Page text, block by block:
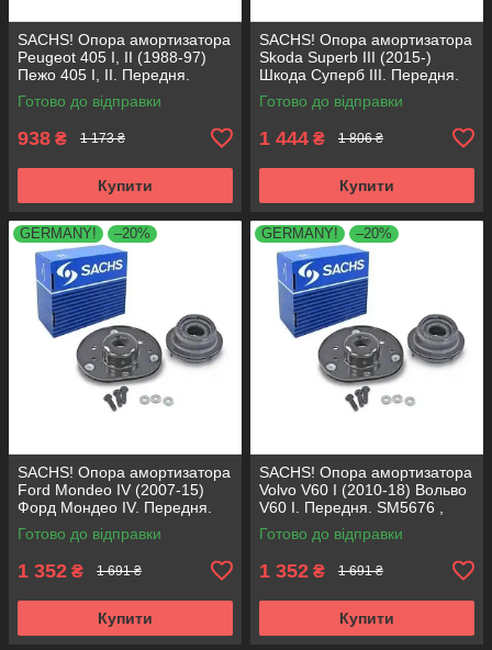
SACHS! Опора амортизатора
Peugeot 405 I, II (1988-97)
Пежо 405 I, II. Передня.
SM1553 , 803023 , KB659.36 ,
VKDA35336
Готово до відправки
938 ₴ 1 173 ₴
Купити
SACHS! Опора амортизатора
Skoda Superb III (2015-)
Шкода Суперб III. Передня.
803024 , KB657.27 ,
VKDA35167
Готово до відправки
1 444 ₴ 1 806 ₴
Купити
GERMANY! –20%
SACHS! Опора амортизатора
Ford Mondeo IV (2007-15)
Форд Мондео IV. Передня.
SM5676 , 803053 , KB652.30
Готово до відправки
1 352 ₴ 1 691 ₴
Купити
GERMANY! –20%
SACHS! Опора амортизатора
Volvo V60 I (2010-18) Вольво
V60 I. Передня. SM5676 ,
803053 , KB652.30
Готово до відправки
1 352 ₴ 1 691 ₴
Купити